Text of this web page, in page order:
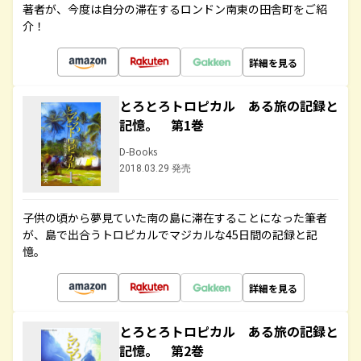
著者が、今度は自分の滞在するロンドン南東の田舎町をご紹
介！
詳細を見る
とろとろトロピカル ある旅の記録と
記憶。 第1巻
D-Books
2018.03.29 発売
子供の頃から夢見ていた南の島に滞在することになった筆者
が、島で出合うトロピカルでマジカルな45日間の記録と記
憶。
詳細を見る
とろとろトロピカル ある旅の記録と
記憶。 第2巻